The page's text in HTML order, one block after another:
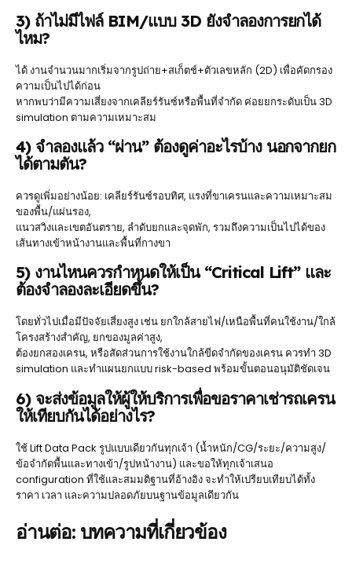
3) ถ้าไม่มีไฟล์ BIM/แบบ 3D ยังจำลองการยกได้
ไหม?
ได้ งานจำนวนมากเริ่มจากรูปถ่าย+สเก็ตช์+ตัวเลขหลัก (2D) เพื่อคัดกรอง
ความเป็นไปได้ก่อน
หากพบว่ามีความเสี่ยงจากเคลียร์รันซ์หรือพื้นที่จำกัด ค่อยยกระดับเป็น 3D
simulation ตามความเหมาะสม
4) จำลองแล้ว “ผ่าน” ต้องดูค่าอะไรบ้าง นอกจากยก
ได้ตามตัน?
ควรดูเพิ่มอย่างน้อย: เคลียร์รันซ์รอบทิศ, แรงที่ขาเครนและความเหมาะสม
ของพื้น/แผ่นรอง,
แนวสวิงและเขตอันตราย, ลำดับยกและจุดพัก, รวมถึงความเป็นไปได้ของ
เส้นทางเข้าหน้างานและพื้นที่กางขา
5) งานไหนควรกำหนดให้เป็น “Critical Lift” และ
ต้องจำลองละเอียดขึ้น?
โดยทั่วไปเมื่อมีปัจจัยเสี่ยงสูง เช่น ยกใกล้สายไฟ/เหนือพื้นที่คนใช้งาน/ใกล้
โครงสร้างสำคัญ, ยกของมูลค่าสูง,
ต้องยกสองเครน, หรือสัดส่วนการใช้งานใกล้ขีดจำกัดของเครน ควรทำ 3D
simulation และทำแผนยกแบบ risk-based พร้อมขั้นตอนอนุมัติชัดเจน
6) จะส่งข้อมูลให้ผู้ให้บริการเพื่อขอราคาเช่ารถเครน
ให้เทียบกันได้อย่างไร?
ใช้ Lift Data Pack รูปแบบเดียวกันทุกเจ้า (น้ำหนัก/CG/ระยะ/ความสูง/
ข้อจำกัดพื้นและทางเข้า/รูปหน้างาน) และขอให้ทุกเจ้าเสนอ
configuration ที่ใช้และสมมติฐานที่อ้างอิง จะทำให้เปรียบเทียบได้ทั้ง
ราคา เวลา และความปลอดภัยบนฐานข้อมูลเดียวกัน
อ่านต่อ: บทความที่เกี่ยวข้อง